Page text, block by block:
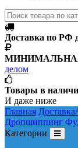
Доставка по РФ
делом
Товары в
И даже ниже
Главная
Дропшиппинг
Категории